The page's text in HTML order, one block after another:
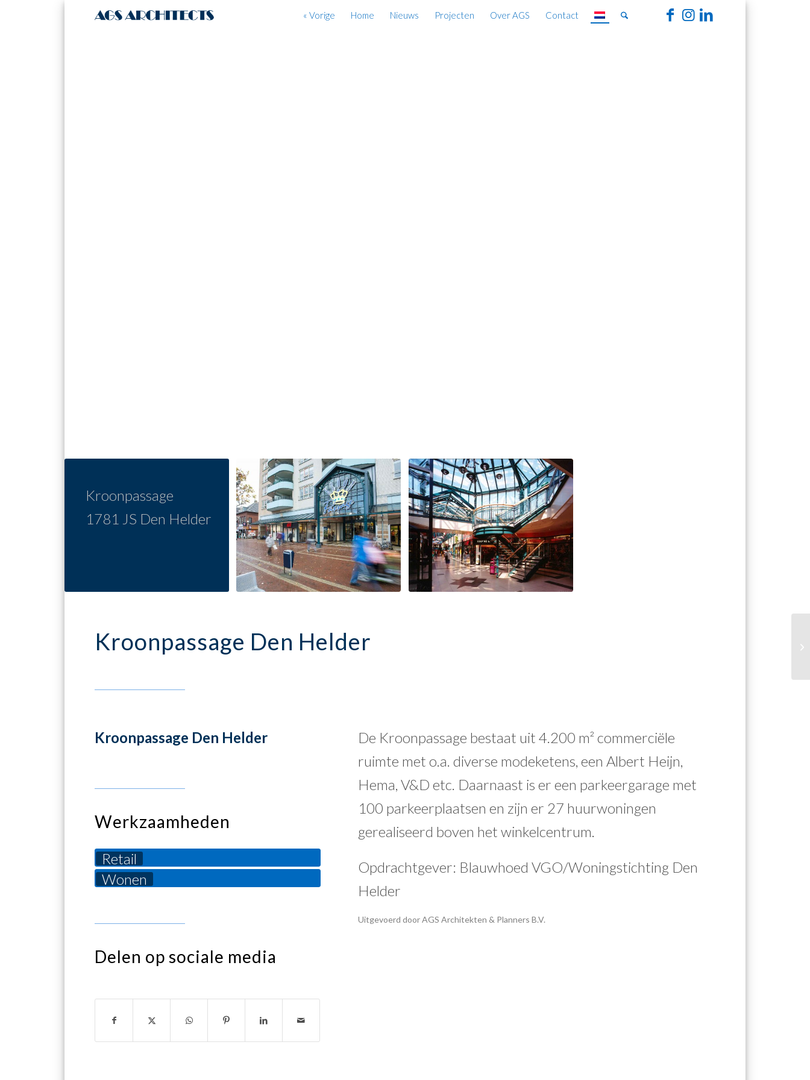
« Vorige Home Nieuws Projecten Over AGS Contact
Kroonpassage
1781 JS Den Helder
Kroonpassage Den Helder
Kroonpassage Den Helder
Werkzaamheden
Retail
Wonen
Delen op sociale media
De Kroonpassage bestaat uit 4.200 m² commerciële
ruimte met o.a. diverse modeketens, een Albert Heijn,
Hema, V&D etc. Daarnaast is er een parkeergarage met
100 parkeerplaatsen en zijn er 27 huurwoningen
gerealiseerd boven het winkelcentrum.
Opdrachtgever: Blauwhoed VGO/Woningstichting Den
Helder
Uitgevoerd door AGS Architekten & Planners B.V.